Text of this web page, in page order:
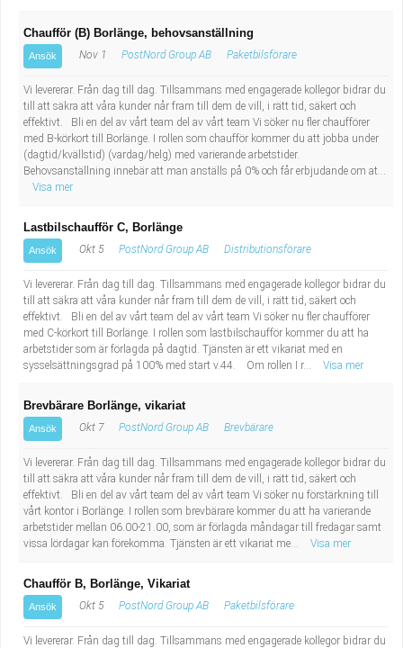
Chaufför (B) Borlänge, behovsanställning
Ansök Nov 1 PostNord Group AB Paketbilsförare
Vi levererar. Från dag till dag. Tillsammans med engagerade kollegor bidrar du
till att säkra att våra kunder når fram till dem de vill, i rätt tid, säkert och
effektivt. Bli en del av vårt team del av vårt team Vi söker nu fler chaufförer
med B-körkort till Borlänge. I rollen som chaufför kommer du att jobba under
(dagtid/kvällstid) (vardag/helg) med varierande arbetstider.
Behovsanställning innebär att man anställs på 0% och får erbjudande om at...
Visa mer
Lastbilschaufför C, Borlänge
Ansök Okt 5 PostNord Group AB Distributionsförare
Vi levererar. Från dag till dag. Tillsammans med engagerade kollegor bidrar du
till att säkra att våra kunder når fram till dem de vill, i rätt tid, säkert och
effektivt. Bli en del av vårt team del av vårt team Vi söker nu fler chaufförer
med C-körkort till Borlänge. I rollen som lastbilschaufför kommer du att ha
arbetstider som är förlagda på dagtid. Tjänsten är ett vikariat med en
sysselsättningsgrad på 100% med start v.44. Om rollen I r...
Visa mer
Brevbärare Borlänge, vikariat
Ansök Okt 7 PostNord Group AB Brevbärare
Vi levererar. Från dag till dag. Tillsammans med engagerade kollegor bidrar du
till att säkra att våra kunder når fram till dem de vill, i rätt tid, säkert och
effektivt. Bli en del av vårt team del av vårt team Vi söker nu förstärkning till
vårt kontor i Borlänge. I rollen som brevbärare kommer du att ha varierande
arbetstider mellan 06.00-21.00, som är förlagda måndagar till fredagar samt
vissa lördagar kan förekomma. Tjänsten är ett vikariat me...
Visa mer
Chaufför B, Borlänge, Vikariat
Ansök Okt 5 PostNord Group AB Paketbilsförare
Vi levererar. Från dag till dag. Tillsammans med engagerade kollegor bidrar du